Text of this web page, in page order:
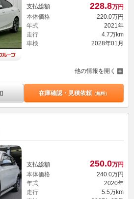
支払総額 228.8万円
本体価格
220. 0万円
年式
2021年
走行
4.7万km
車検
2028年01月
他の情報を開く
在庫確認・見積依頼（無料）
支払総額 250.0万円
本体価格
240.0万円
年式
2020年
走行
5.5万km